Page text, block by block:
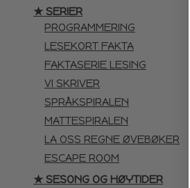
★ SERIER
PROGRAMMERING
LESEKORT FAKTA
FAKTASERIE LESING
VI SKRIVER
SPRÅKSPIRALEN
MATTESPIRALEN
LA OSS REGNE ØVEBØKER
ESCAPE ROOM
★ SESONG OG HØYTIDER